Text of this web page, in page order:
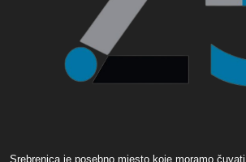
Srebrenica je posebno mjesto koje moramo